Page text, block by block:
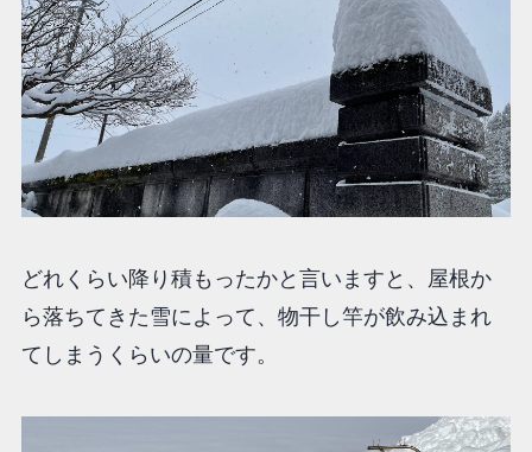
どれくらい降り積もったかと言いますと、屋根か
ら落ちてきた雪によって、物干し竿が飲み込まれ
てしまうくらいの量です。